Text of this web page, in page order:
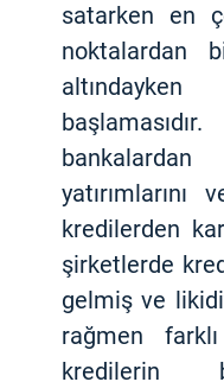
satarken en
noktalardan
kredilerden
şirketlerde
gelmiş ve
rağmen
kredilerin